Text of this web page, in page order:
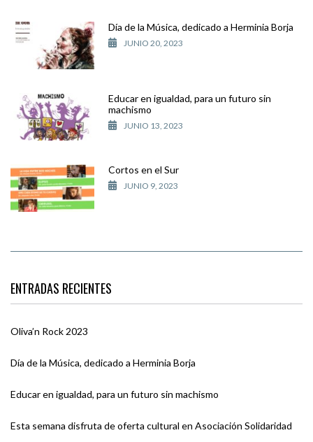
Día de la Música, dedicado a Herminia Borja
JUNIO 20, 2023
Educar en igualdad, para un futuro sin
machismo
JUNIO 13, 2023
Cortos en el Sur
JUNIO 9, 2023
ENTRADAS RECIENTES
Oliva’n Rock 2023
Día de la Música, dedicado a Herminia Borja
Educar en igualdad, para un futuro sin machismo
Esta semana disfruta de oferta cultural en Asociación Solidaridad